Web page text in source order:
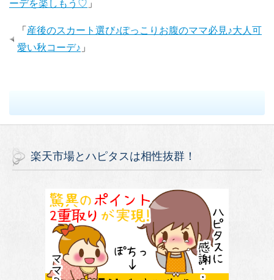
ーデを楽しもう♡ 」
「 産後のスカート選び♪ぽっこりお腹のママ必見♪大人可
愛い秋コーデ♪ 」
楽天市場とハピタスは相性抜群！